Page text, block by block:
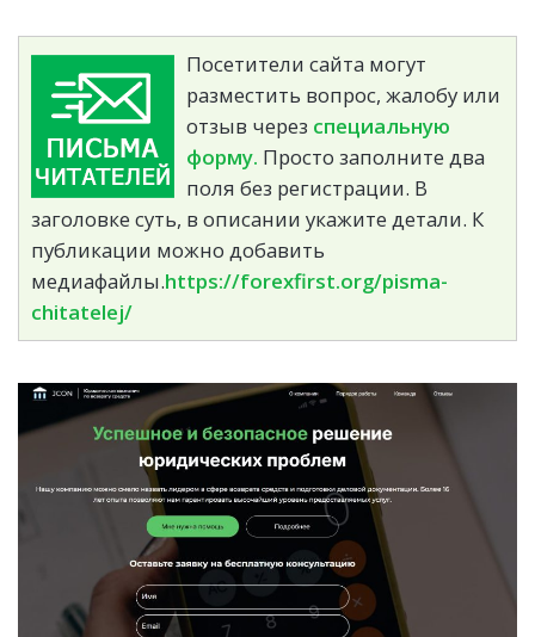
Посетители сайта могут
разместить вопрос, жалобу или
отзыв через специальную
форму. Просто заполните два
поля без регистрации. В
заголовке суть, в описании укажите детали. К
публикации можно добавить
медиафайлы.https://forexfirst.org/pisma-
chitatelej/